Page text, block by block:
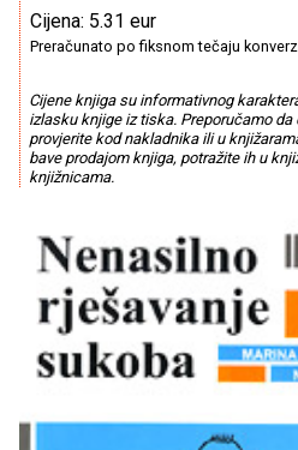
Cijena: 5.31 eur
Preračunato po fiksnom tečaju
Cijene knjiga su informativnog
izlasku knjige iz tiska. Preporučamo
provjerite kod nakladnika ili u
bave prodajom knjiga, potražite ih u
knjižnicama.